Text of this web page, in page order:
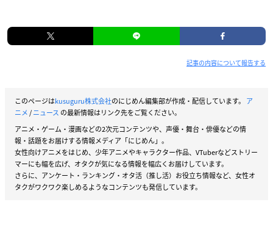
記事の内容について報告する
このページはkusuguru株式会社のにじめん編集部が作成・配信しています。 ア
ニメ/ニュース の最新情報はリンク先をご覧ください。
アニメ・ゲーム・漫画などの2次元コンテンツや、声優・舞台・俳優などの情
報・話題をお届けする情報メディア「にじめん」。
女性向けアニメをはじめ、少年アニメやキャラクター作品、VTuberなどストリー
マーにも幅を広げ、オタクが気になる情報を幅広くお届けしています。
さらに、アンケート・ランキング・オタ活（推し活）お役立ち情報など、女性オ
タクがワクワク楽しめるようなコンテンツも発信しています。